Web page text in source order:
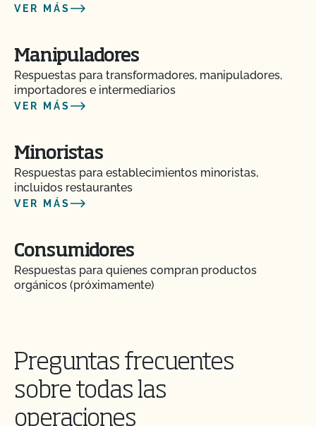
VER MÁS
Manipuladores
Respuestas para transformadores, manipuladores,
importadores e intermediarios
VER MÁS
Minoristas
Respuestas para establecimientos minoristas,
incluidos restaurantes
VER MÁS
Consumidores
Respuestas para quienes compran productos
orgánicos (próximamente)
Preguntas frecuentes
sobre todas las
operaciones
¿Cómo añado un cultivo a mi perfil de cliente?
¿Cómo añado una nueva parcela a mi certificación
CCOF?
¿Cómo me beneficia la Certificación de Seguridad
¿Cómo se mantiene la salud del ganado orgánico?
¿Cuántos días de pasto necesitan los rumiantes
orgánicos?
Soy exportador, ¿cómo solicito un certificado NOP
de importación?
Si me afilio al CCOF como productor transitorio
certificado, ¿obtengo los mismos beneficios que
otros miembros del CCOF?